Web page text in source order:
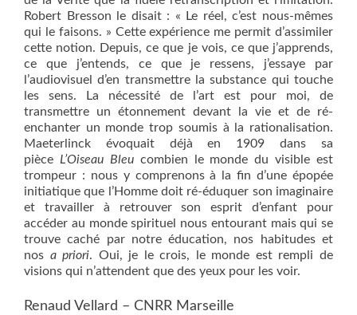
Robert Bresson le disait : « Le réel, c’est nous-mêmes
qui le faisons. » Cette expérience me permit d’assimiler
cette notion. Depuis, ce que je vois, ce que j’apprends,
ce que j’entends, ce que je ressens, j’essaye par
l’audiovisuel d’en transmettre la substance qui touche
les sens. La nécessité de l’art est pour moi, de
transmettre un étonnement devant la vie et de ré-
enchanter un monde trop soumis à la rationalisation.
Maeterlinck évoquait déjà en 1909 dans sa
pièce L’Oiseau Bleucombien le monde du visible est
trompeur : nous y comprenons à la fin d’une épopée
initiatique que l’Homme doit ré-éduquer son imaginaire
et travailler à retrouver son esprit d’enfant pour
accéder au monde spirituel nous entourant mais qui se
trouve caché par notre éducation, nos habitudes et
nos a priori. Oui, je le crois, le monde est rempli de
visions qui n’attendent que des yeux pour les voir.
Renaud Vellard – CNRR Marseille